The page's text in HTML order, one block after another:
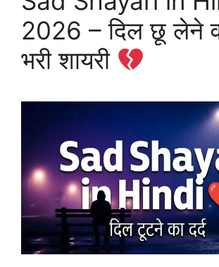
2026 – दिल छू लेने
भरी शायरी